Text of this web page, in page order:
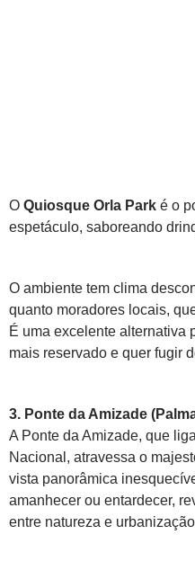
O Quiosque Orla Park é o
espetáculo, saboreando
O ambiente tem clima
quanto moradores locais,
É uma excelente alternativa
mais reservado e quer fugir
3. Ponte da Amizade
A Ponte da Amizade, que
Nacional, atravessa o
vista panorâmica
amanhecer ou entardecer,
entre natureza e